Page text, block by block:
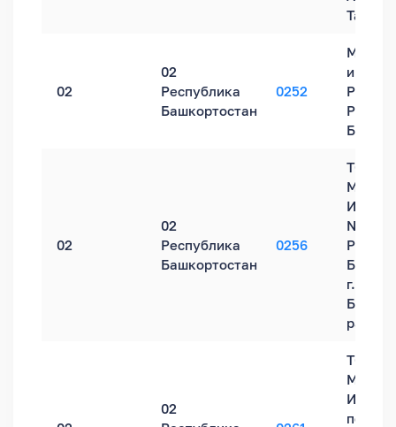
02
02
Республика
Башкортостан
0252
02
02
Республика
Башкортостан
0256
ТОРМ
ИФНС
№30 по
г.
районе
02
ТОРМ
ИФНС
по